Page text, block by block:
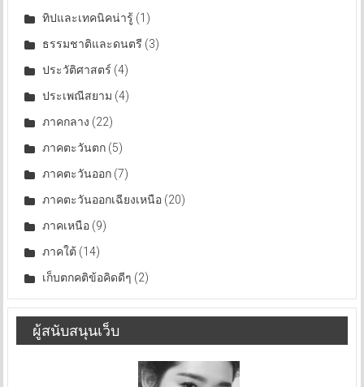
ทิปและเทคนิคน่ารู้(1)
ธรรมชาติและดนตรี (3)
ประวัติศาสตร์ (4)
ประเพณีสยาม (4)
ภาคกลาง (22)
ภาคตะวันตก(5)
ภาคตะวันออก(7)
ภาคตะวันออกเฉียงเหนือ(20)
ภาคเหนือ(9)
ภาคใต้(14)
เก็บตกคติข้อคิดดีๆ (2)
ผู้สนับสนุนเว็บ